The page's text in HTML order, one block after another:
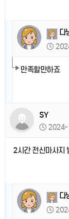
다
만족할만하죠
SY
2024-
2시간 전신마사지
다